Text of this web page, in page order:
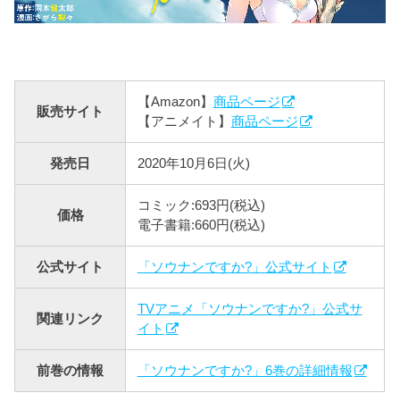
販売サイト
【Amazon】 商品ページ
【アニメイト】 商品ページ
発売日 2020年10月6日(火)
価格
コミック:693円(税込)
電子書籍:660円(税込)
公式サイト 「ソウナンですか?」公式サイト
関連リンク
TVアニメ「ソウナンですか?」公式サ
イト
前巻の情報 「ソウナンですか?」6巻の詳細情報